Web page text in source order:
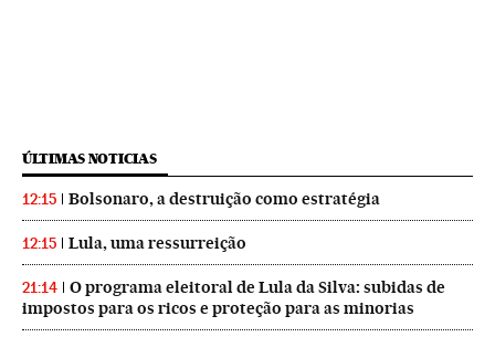
ÚLTIMAS NOTICIAS
12:15 Bolsonaro, a destruição como estratégia
12:15 Lula, uma ressurreição
21:14
O programa eleitoral de Lula da Silva: subidas de
impostos para os ricos e proteção para as minorias